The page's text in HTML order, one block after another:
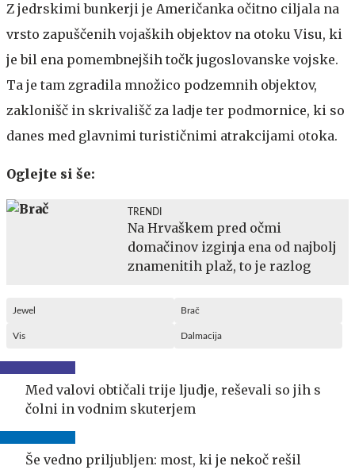
Z jedrskimi bunkerji je Američanka očitno ciljala na
vrsto zapuščenih vojaških objektov na otoku Visu, ki
je bil ena pomembnejših točk jugoslovanske vojske.
Ta je tam zgradila množico podzemnih objektov,
zaklonišč in skrivališč za ladje ter podmornice, ki so
danes med glavnimi turističnimi atrakcijami otoka.
Oglejte si še:
TRENDI
Na Hrvaškem pred očmi
domačinov izginja ena od najbolj
znamenitih plaž, to je razlog
Jewel Brač
Vis Dalmacija
Med valovi obtičali trije ljudje, reševali so jih s
čolni in vodnim skuterjem
Še vedno priljubljen: most, ki je nekoč rešil